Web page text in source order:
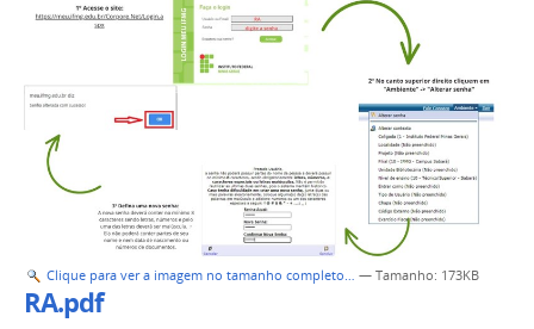
Clique para ver a imagem no tamanho completo… — Tamanho: 173KB
RA.pdf